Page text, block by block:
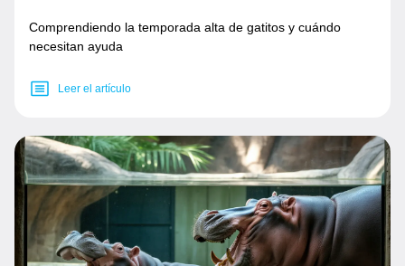
Comprendiendo la temporada alta de gatitos y cuándo
necesitan ayuda
Leer el artículo